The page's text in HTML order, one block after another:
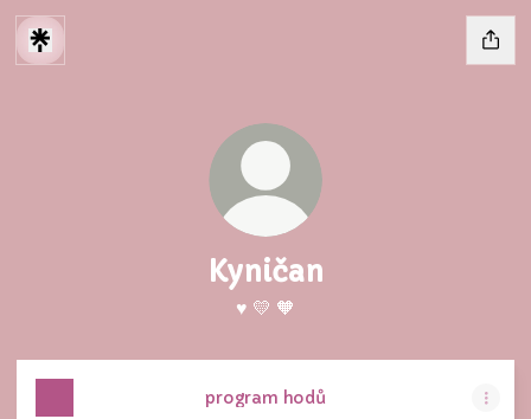
Kyničan
♥️ 💛 🧡
program hodů